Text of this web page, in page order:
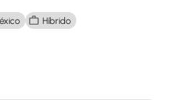
Híbrido